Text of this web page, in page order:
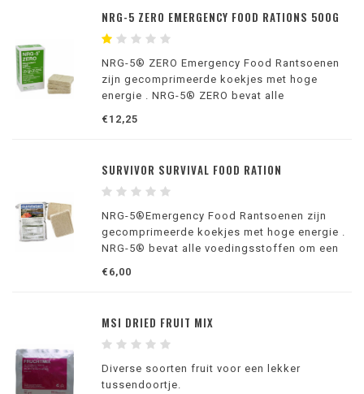
NRG-5 ZERO EMERGENCY FOOD RATIONS 500G
NRG-5® ZERO Emergency Food Rantsoenen
zijn gecomprimeerde koekjes met hoge
energie . NRG-5® ZERO bevat alle
complete voeding voor kinderen (vanaf 6
€12,25
SURVIVOR SURVIVAL FOOD RATION
NRG-5®Emergency Food Rantsoenen zijn
gecomprimeerde koekjes met hoge energie .
NRG-5® bevat alle voedingsstoffen om een
maanden) en volwassenen te bieden.
€6,00
MSI DRIED FRUIT MIX
Diverse soorten fruit voor een lekker
tussendoortje.